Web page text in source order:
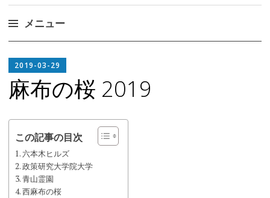
メニュー
ン
テ
ン
ス
キ
ッ
プ
2019-03-29
CHIEF
麻布の桜 2019
この記事の目次
六本木ヒルズ
政策研究大学院大学
青山霊園
西麻布の桜